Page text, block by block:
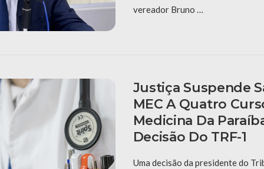
vereador Bruno …
Justiça Suspende
MEC A Quatro
Medicina Da
Decisão Do TRF-1
Uma decisão da presidente do